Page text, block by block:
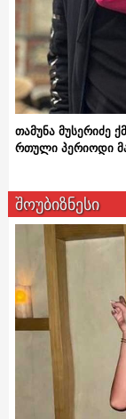
თამუნა მუსერიძე
რთული პერიოდი
შოუბიზნესი